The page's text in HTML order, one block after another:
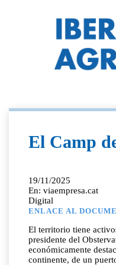
El Camp
19/11/2025
En: viaempresa.cat
Digital
ENLACE AL
El territorio tiene activos excepcionales que le confieren una gran resiliencia, pero para que se traduzca en crecimiento sostenido hace falta una agenda compartida Catedrático de la UPF BSM y presidente del Obstervatori de la PIME de Pimec La demarcación de Tarragona incluye el Camp de Tarragona y las Terres de l'Ebre , territorio singular y privilegiado al sur de Europa, con ciudades económicamente destacadas como Tarragona, Reus, el Vendrell, Tortosa, Cambrils, Salou, Calafell, Valls, Vila-seca y Amposta. Dispone de uno de los complejos petroquímicos más importantes del continente, de un puerto estratégico en el Mediterráneo, de un sector agroalimentario profundamente arraigado y de una potencia turística que atrae millones de visitantes cada año. Esta combinación es poco habitual y sitúa la demarcación como una parte clave en el desarrollo económico de Catalunya. Con datos del Consell Superior de Cambres , el territorio tiene el 10,8% de la población catalana (861.744 habitantes, de los cuales un 18,4% son de origen extranjero) y cerca del 20% del territorio. El PIB per cápita es ligeramente inferior a la media catalana. Tarragona combina uno